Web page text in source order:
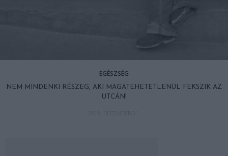
EGÉSZSÉG
NEM MINDENKI RÉSZEG, AKI MAGATEHETETLENÜL FEKSZIK AZ
UTCÁN!